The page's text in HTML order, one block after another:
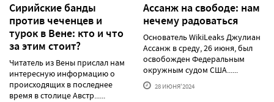
Сирийские банды
против чеченцев и
турок в Вене: кто и что
за этим стоит?
Читатель из Вены прислал нам
интересную информацию о
происходящих в последнее
время в столице Австр......
Ассанж на свободе: нам
нечему радоваться
Основатель WikiLeaks Джулиан
Ассанж в среду, 26 июня, был
освобожден Федеральным
окружным судом США......
28 ИЮНЯ'2024